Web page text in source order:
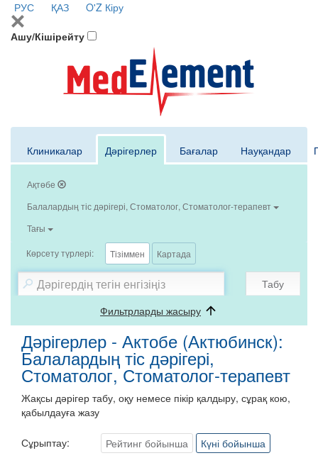
РУС ҚАЗ O'Z Кіру
Ашу/Кішірейту
Клиникалар Дәрігерлер Бағалар Науқандар
Ақтөбе
Балалардың тіс дәрігері, Стоматолог, Стоматолог-терапевт
Тағы
Көрсету түрлері: Тізіммен Картада
Табу
Фильтрларды жасыру
Дәрігерлер - Актобе (Актюбинск):
Балалардың тіс дәрігері,
Стоматолог, Стоматолог-терапевт
Жақсы дәрігер табу, оқу немесе пікір қалдыру, сұрақ кою,
қабылдауға жазу
Сұрыптау: Рейтинг бойынша
Күні бойынша